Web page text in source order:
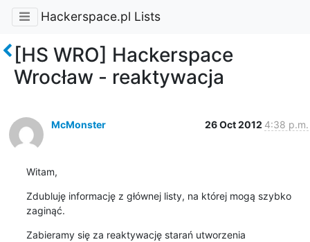
Hackerspace.pl Lists
[HS WRO] Hackerspace
Wrocław - reaktywacja
McMonster 26 Oct 2012 4:38 p.m.
Witam,
Zdubluję informację z głównej listy, na której mogą szybko
zaginąć.
Zabieramy się za reaktywację starań utworzenia